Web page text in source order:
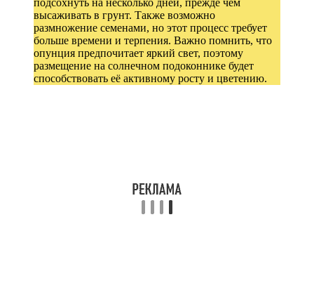
высаживать в грунт. Также возможно
размножение семенами, но этот процесс требует
больше времени и терпения. Важно помнить, что
опунция предпочитает яркий свет, поэтому
размещение на солнечном подоконнике будет
способствовать её активному росту и цветению.